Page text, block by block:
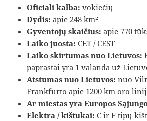
Oficiali kalba: vokiečių
Dydis: apie 248 km²
Gyventojų skaičius: apie 770
Laiko juosta: CET / CEST
Laiko skirtumas nuo Lietuvos:
paprastai yra 1 valanda už
Atstumas nuo Lietuvos: nuo
Frankfurto apie 1200 km oro
Ar miestas yra Europos
Elektra / kištukai: C ir F tipų